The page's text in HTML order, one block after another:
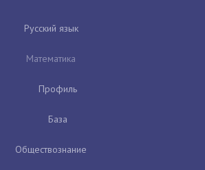
Русский язык
Математика
Профиль
База
Обществознание